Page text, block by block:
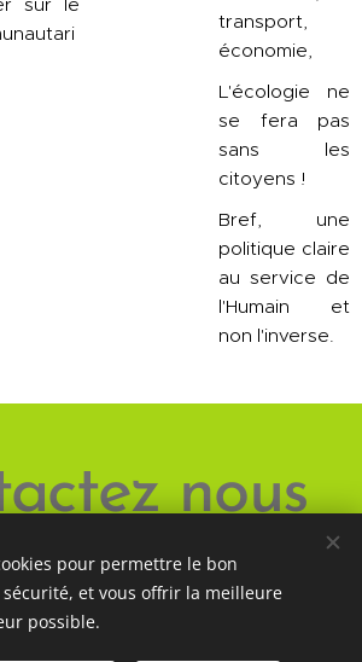
transport,
économie,
L'écologie ne
se fera pas
sans les
citoyens !
Bref, une
politique claire
au service de
l'Humain et
non l'inverse.
nous
pour permettre le bon
et vous offrir la meilleure
possible.